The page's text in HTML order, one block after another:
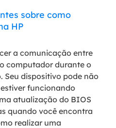
sobre como
HP
a comunicação entre
computador durante o
Seu dispositivo pode não
funcionando
atualização do BIOS
quando você encontra
realizar uma